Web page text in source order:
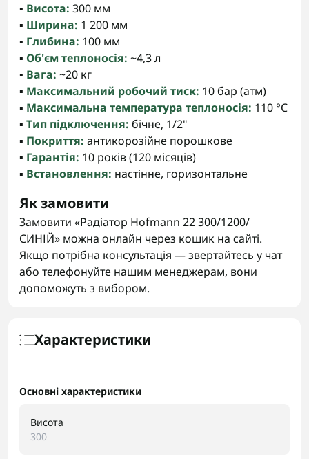
▪️ Висота: 300 мм
▪️ Ширина: 1 200 мм
▪️ Глибина: 100 мм
▪️ Об'єм теплоносія: ~4,3 л
▪️ Вага: ~20 кг
▪️ Максимальний робочий тиск: 10 бар (атм)
▪️ Максимальна температура теплоносія: 110 °C
▪️ Тип підключення: бічне, 1/2"
▪️ Покриття: антикорозійне порошкове
▪️ Гарантія: 10 років (120 місяців)
▪️ Встановлення: настінне, горизонтальне
Як замовити
Замовити «Радіатор Hofmann 22 300/1200/
СИНІЙ» можна онлайн через кошик на сайті.
Якщо потрібна консультація — звертайтесь у чат
або телефонуйте нашим менеджерам, вони
допоможуть з вибором.
Характеристики
Основні характеристики
Висота
300